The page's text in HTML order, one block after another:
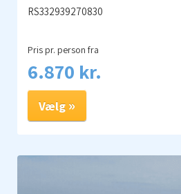
RS332939270830
Pris pr. person fra
6.870 kr.
Vælg